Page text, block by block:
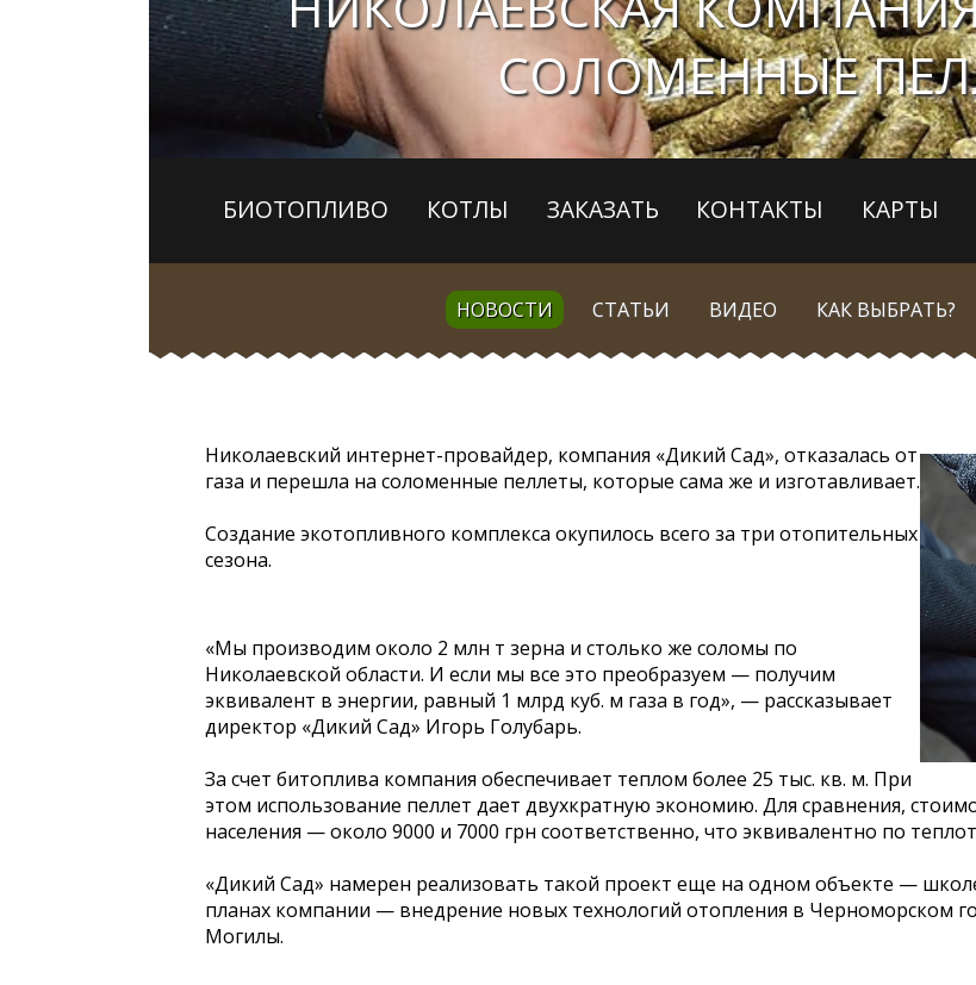
СОЛОМЕННЫЕ
БИОТОПЛИВО КОТЛЫ ЗАКАЗАТЬ КОНТАКТЫ КАРТЫ
НОВОСТИ СТАТЬИ ВИДЕО КАК ВЫБРАТЬ?
Николаевский интернет-провайдер, компания «Дикий Сад», отказалась от
газа и перешла на соломенные пеллеты, которые сама же и изготавливает.
Создание экотопливного комплекса окупилось всего за три отопительных
сезона.
«Мы производим около 2 млн т зерна и столько же соломы по
Николаевской области. И если мы все это преобразуем — получим
эквивалент в энергии, равный 1 млрд куб. м газа в год», — рассказывает
директор «Дикий Сад» Игорь Голубарь.
За счет битоплива компания обеспечивает теплом более 25 тыс. кв. м. При
этом использование пеллет дает двухкратную экономию. Для сравнения,
населения — около 9000 и 7000 грн соответственно, что эквивалентно по
«Дикий Сад» намерен реализовать такой проект еще на одном объекте —
планах компании — внедрение новых технологий отопления в Черноморском
Могилы.